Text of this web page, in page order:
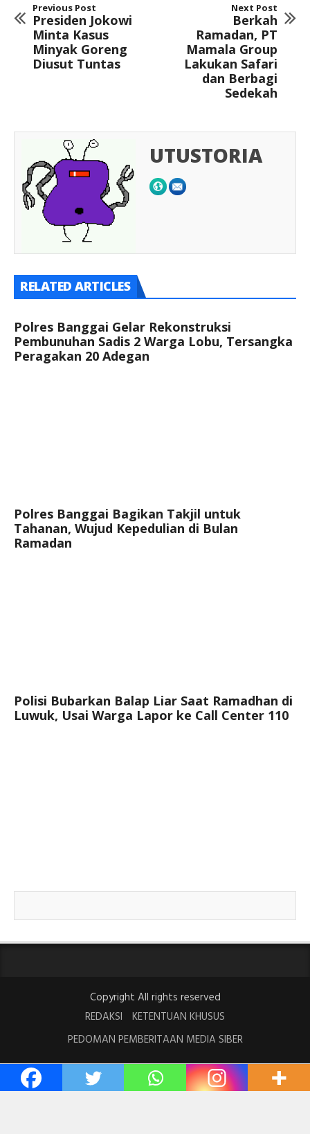
Previous Post
Presiden Jokowi
Minta Kasus
Minyak Goreng
Diusut Tuntas
Next Post
Berkah
Ramadan, PT
Mamala Group
Lakukan Safari
dan Berbagi
Sedekah
UTUSTORIA
RELATED ARTICLES
Polres Banggai Gelar Rekonstruksi
Pembunuhan Sadis 2 Warga Lobu, Tersangka
Peragakan 20 Adegan
Polres Banggai Bagikan Takjil untuk
Tahanan, Wujud Kepedulian di Bulan
Ramadan
Polisi Bubarkan Balap Liar Saat Ramadhan di
Luwuk, Usai Warga Lapor ke Call Center 110
Copyright All rights reserved
REDAKSI
KETENTUAN KHUSUS
PEDOMAN PEMBERITAAN MEDIA SIBER